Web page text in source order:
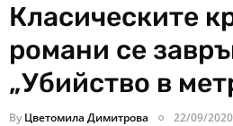
Класическите
романи се
„Убийство в
By Цветомила Димитрова 22/09/2020